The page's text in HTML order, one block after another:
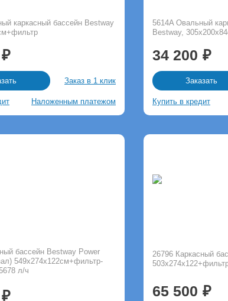
каркасный бассейн Bestway
Заказ в 1 клик
Наложенным платежом
5614A Овальный
Bestway,
34 200
Заказать
Купить в кредит
бассейн Bestway Power
549х274х122см+фильтр-
л/ч
26796 Каркасный
65 500